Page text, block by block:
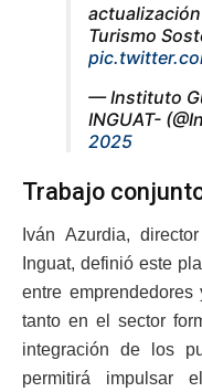
Turismo
— Instituto
INGUAT-
2025
Trabajo
Iván Azurdia,
Inguat, definió este
entre
tanto en el sector
integración de los
permitirá impulsar